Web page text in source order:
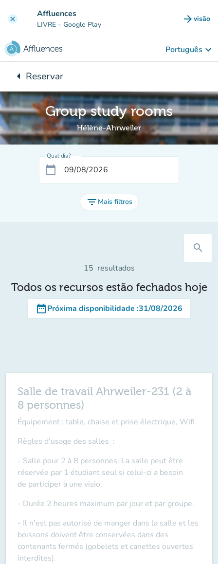
clear Affluences
LIVRE – Google Play arrow_forward visão
(novo
Português keyboard_arrow_down
arrow_leftVoltar para:
Reservar
Group study rooms
Hélène-Ahrweiler
Qual dia?
calendar_today
filter_list Mais filtros
search
15 resultados
Todos os recursos estão fechados hoje
date_rangePróxima disponibilidade :31/08/2026
Salle de travail Ahrweiler-231 (2 à
8 personnes)
Équipement : table, chaise et prise électrique, Wifi
Règles d'usage des salles :
- Salle pour 2 à 8 personnes. La salle peut être
réservée par 1 étudiant seul si celui-ci a besoin
de participer à une visio.
- Durée 2 heures maximum par jour et par groupe.
- Il n'est pas autorisé de manger dans la salle et les
boissons doivent être conservées dans des
contenants fermés (gobelets et canettes ouvertes
interdites).